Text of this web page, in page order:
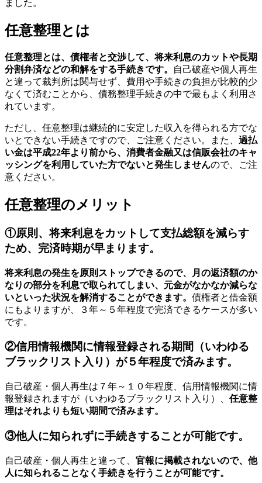
ました。
任意整理とは
任意整理とは、債権者と交渉して、将来利息のカットや長期
分割弁済などの和解をする手続きです。
自己破産や個人再生
と違って裁判所は関与せず、費用や手続きの負担が比較的少
なくて済むことから、債務整理手続きの中で最もよく利用さ
れています。
ただし、任意整理は継続的に安定した収入を得られる方でな
いとできない手続きですので、ご注意ください。また、 過払
い金は平成22年より前から、消費者金融又は信販会社のキャ
ッシングを利用していた方でないと発生しませんので、ご注
意ください。
任意整理のメリット
①原則、将来利息をカットして支払総額を減らす
ため、完済時期が早まります。
将来利息の発生を原則ストップできるので、月の返済額のか
なりの部分を利息で取られてしまい、元金がなかなか減らな
いといった状況を解消することができます。 債権者と借金額
にもよりますが、３年～５年程度で完済できるケースが多い
です。
②信用情報機関に情報登録される期間（いわゆる
ブラックリスト入り）が５年程度で済みます。
自己破産・個人再生は７年～１０年程度、信用情報機関に情
報登録されますが（いわゆるブラックリスト入り）、 任意整
理はそれよりも短い期間で済みます。
③他人に知られずに手続きすることが可能です。
自己破産・個人再生と違って、 官報に掲載されないので、他
人に知られることなく手続きを行うことが可能です。